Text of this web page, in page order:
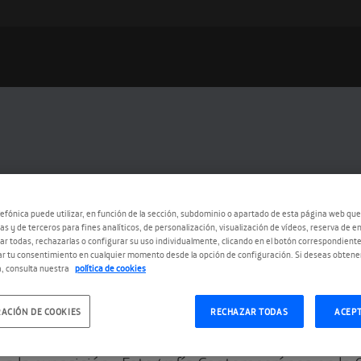
con Jeff Wall y los
aquí las actividades educativas para
puede utilizar, en función de la sección, subdominio o apartado de esta página web
y de terceros para fines analíticos, de personalización, visualización de vídeos, reserva de
todas, rechazarlas o configurar su uso individualmente, clicando en el botón
tu consentimiento en cualquier momento desde la opción de configuración. Si deseas
consulta nuestra política de cookies
RECHAZAR TODAS
DE COOKIES